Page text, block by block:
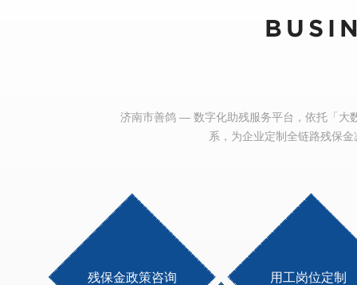
济南市善鸽 — 数字化助残服务平台，依托「大
系，为企业定制全链路残保
残保金政策咨询 用工岗位定制